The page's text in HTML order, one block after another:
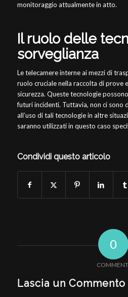
monitoraggio attualmente in atto.
Il ruolo delle
sorveglianza
Le telecamere interne ai mezzi di
ruolo cruciale nella raccolta di prove
sicurezza. Queste tecnologie
futuri incidenti. Tuttavia, non ci sono
all’uso di tali tecnologie in altre
saranno utilizzati in questo caso
Condividi questo articolo
0
Lascia un Commento